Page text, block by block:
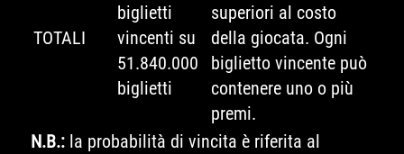
TOTALI
biglietti
vincenti su
51.840.000
biglietti
superiori al costo
della giocata. Ogni
biglietto vincente può
contenere uno o più
premi.
N.B.:la probabilità di vincita è riferita al